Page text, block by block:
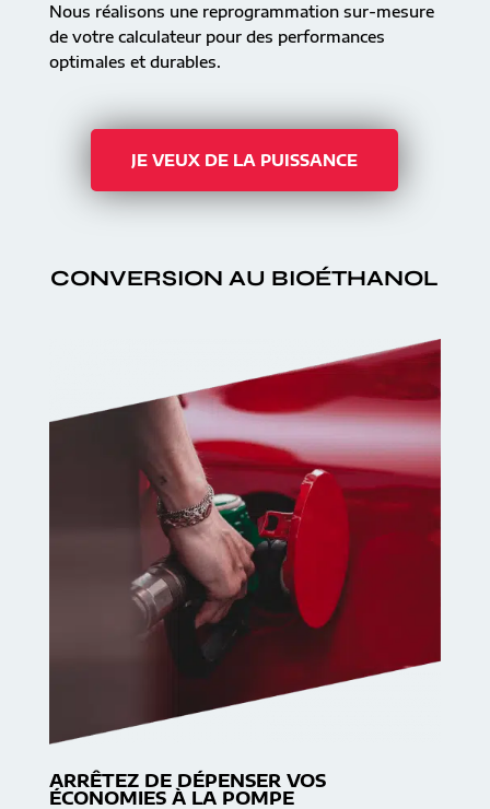
Nous réalisons une reprogrammation sur-mesure
de votre calculateur pour des performances
optimales et durables.
JE VEUX DE LA PUISSANCE
CONVERSION AU BIOÉTHANOL
ARRÊTEZ DE DÉPENSER VOS
ÉCONOMIES À LA POMPE